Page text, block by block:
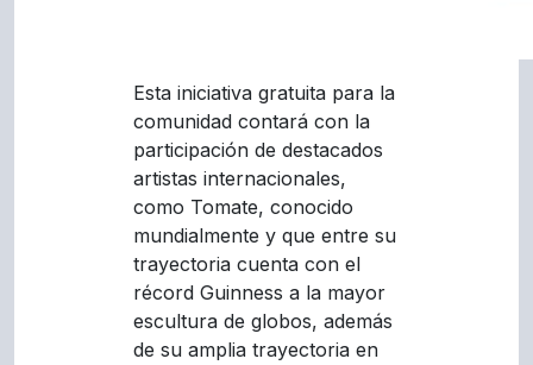
Esta iniciativa gratuita para la
comunidad contará con la
participación de destacados
artistas internacionales,
como Tomate, conocido
mundialmente y que entre su
trayectoria cuenta con el
récord Guinness a la mayor
escultura de globos, además
de su amplia trayectoria en